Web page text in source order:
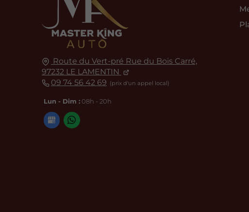
Route du Vert-pré Rue du Bois Carré,
97232 LE LAMENTIN
09 74 56 42 69
Lun - Dim :08h - 20h